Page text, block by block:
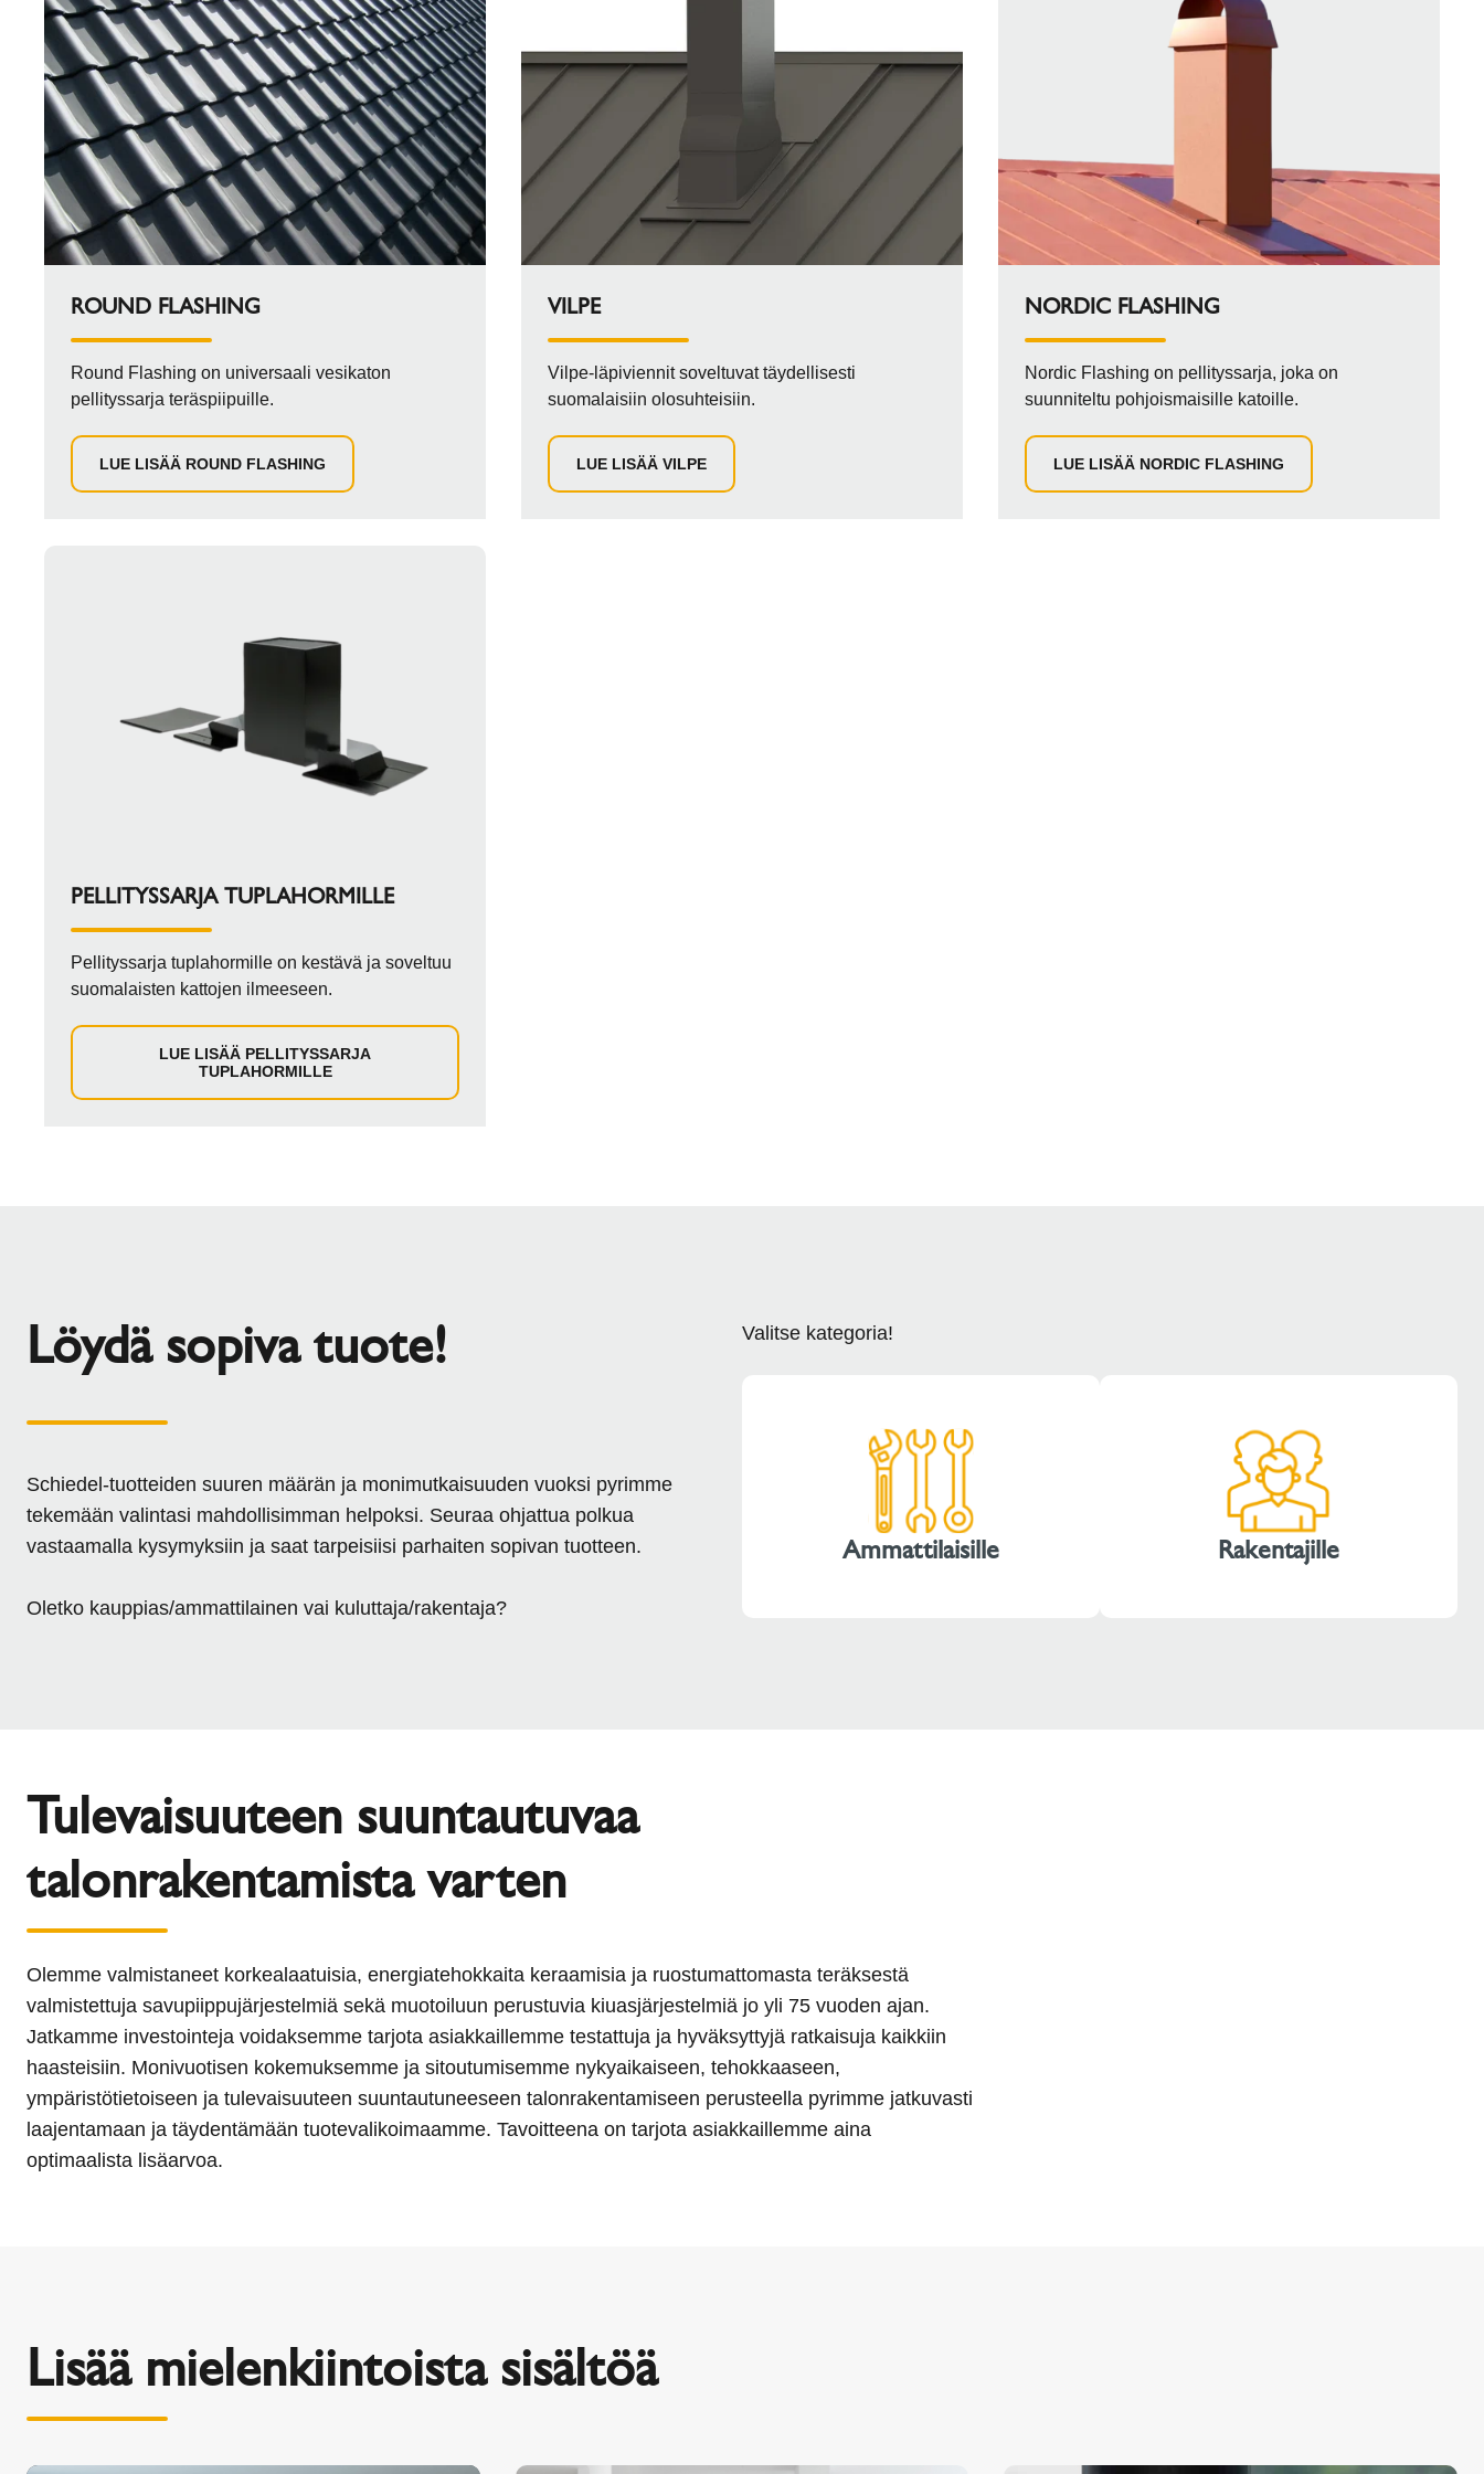
ROUND FLASHING
Round Flashing on universaali vesikaton
pellityssarja teräspiipuille.
LUE LISÄÄ ROUND FLASHING
VILPE
Vilpe-läpiviennit soveltuvat täydellisesti
suomalaisiin olosuhteisiin.
LUE LISÄÄ VILPE
NORDIC FLASHING
Nordic Flashing on pellityssarja, joka on
suunniteltu pohjoismaisille katoille.
LUE LISÄÄ NORDIC FLASHING
PELLITYSSARJA TUPLAHORMILLE
Pellityssarja tuplahormille on kestävä ja soveltuu
suomalaisten kattojen ilmeeseen.
LUE LISÄÄ PELLITYSSARJA
TUPLAHORMILLE
Löydä sopiva tuote!
Schiedel-tuotteiden suuren määrän ja monimutkaisuuden vuoksi pyrimme
tekemään valintasi mahdollisimman helpoksi. Seuraa ohjattua polkua
vastaamalla kysymyksiin ja saat tarpeisiisi parhaiten sopivan tuotteen.
Oletko kauppias/ammattilainen vai kuluttaja/rakentaja?
Valitse kategoria!
Ammattilaisille Rakentajille
Tulevaisuuteen suuntautuvaa
talonrakentamista varten
Olemme valmistaneet korkealaatuisia, energiatehokkaita keraamisia ja ruostumattomasta teräksestä
valmistettuja savupiippujärjestelmiä sekä muotoiluun perustuvia kiuasjärjestelmiä jo yli 75 vuoden ajan.
Jatkamme investointeja voidaksemme tarjota asiakkaillemme testattuja ja hyväksyttyjä ratkaisuja kaikkiin
haasteisiin. Monivuotisen kokemuksemme ja sitoutumisemme nykyaikaiseen, tehokkaaseen,
ympäristötietoiseen ja tulevaisuuteen suuntautuneeseen talonrakentamiseen perusteella pyrimme jatkuvasti
laajentamaan ja täydentämään tuotevalikoimaamme. Tavoitteena on tarjota asiakkaillemme aina
optimaalista lisäarvoa.
Lisää mielenkiintoista sisältöä